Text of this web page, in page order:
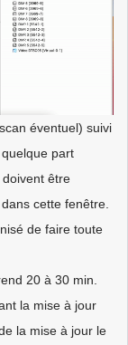
éventuel) suivi
part
être
cette fenêtre.
de faire toute
20 à 30 min.
la mise à jour
la mise à jour le